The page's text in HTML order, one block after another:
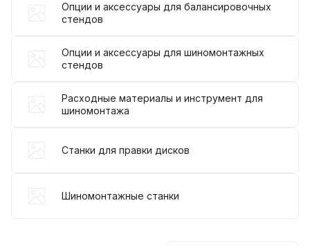
Опции и аксессуары для балансировочных
стендов
Опции и аксессуары для шиномонтажных
стендов
Расходные материалы и инструмент для
шиномонтажа
Станки для правки дисков
Шиномонтажные станки